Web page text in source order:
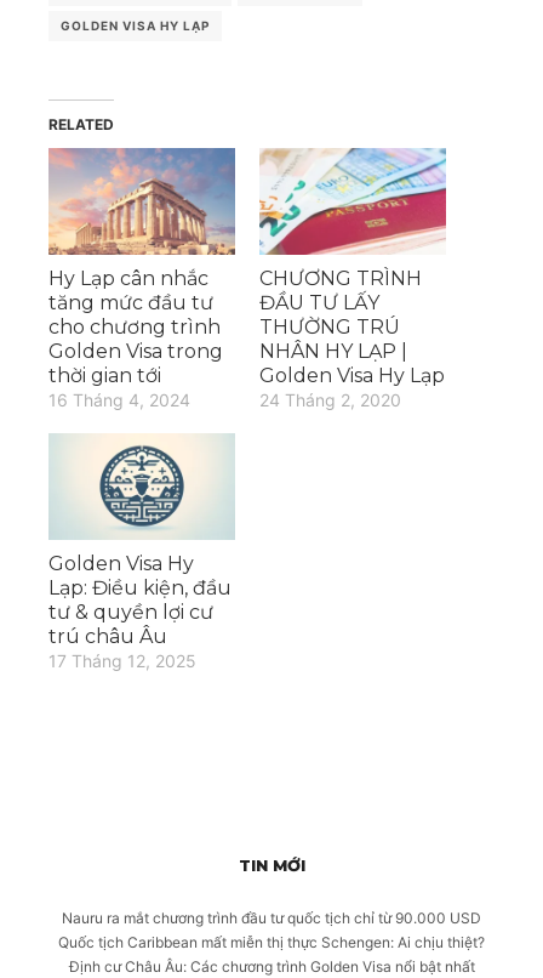
GOLDEN VISA HY LẠP
RELATED
Hy Lạp cân nhắc
tăng mức đầu tư
cho chương trình
Golden Visa trong
thời gian tới
16 Tháng 4, 2024
CHƯƠNG TRÌNH
ĐẦU TƯ LẤY
THƯỜNG TRÚ
NHÂN HY LẠP |
Golden Visa Hy Lạp
24 Tháng 2, 2020
Golden Visa Hy
Lạp: Điều kiện, đầu
tư & quyền lợi cư
trú châu Âu
17 Tháng 12, 2025
TIN MỚI
Nauru ra mắt chương trình đầu tư quốc tịch chỉ từ 90.000 USD
Quốc tịch Caribbean mất miễn thị thực Schengen: Ai chịu thiệt?
Định cư Châu Âu: Các chương trình Golden Visa nổi bật nhất